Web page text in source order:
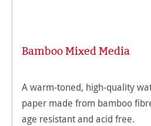
Bamboo Mixed Media
A warm-toned, high-quality
paper made from bamboo
age resistant and acid free.